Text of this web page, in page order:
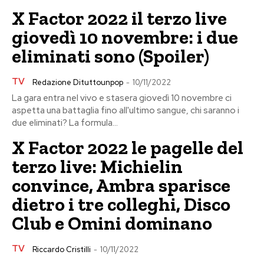
X Factor 2022 il terzo live
giovedì 10 novembre: i due
eliminati sono (Spoiler)
TV Redazione Dituttounpop - 10/11/2022
La gara entra nel vivo e stasera giovedì 10 novembre ci
aspetta una battaglia fino all'ultimo sangue, chi saranno i
due eliminati? La formula...
X Factor 2022 le pagelle del
terzo live: Michielin
convince, Ambra sparisce
dietro i tre colleghi, Disco
Club e Omini dominano
TV Riccardo Cristilli - 10/11/2022